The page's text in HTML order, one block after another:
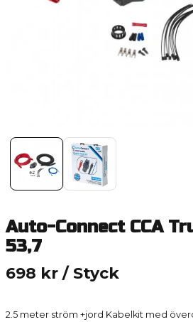
Auto-Connect CCA
53,7
698 kr / Styck
2.5 meter ström +jord Kabelkit med